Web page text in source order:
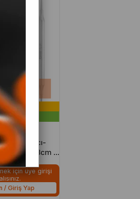
2 5mm 18cm -
Tercihi
için üye girişi
/ Giriş Yap